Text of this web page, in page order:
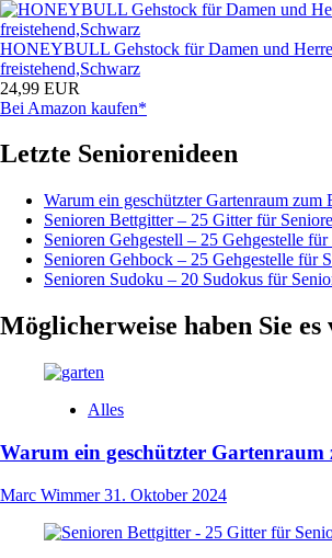
HONEYBULL Gehstock für Damen und
freistehend,Schwarz
24,99 EUR
Bei Amazon kaufen*
Letzte Seniorenideen
Warum ein geschützter Gartenraum zum
Senioren Bettgitter – 25 Gitter für
Senioren Gehgestell – 25 Gehgestelle für
Senioren Gehbock – 25 Gehgestelle für
Senioren Sudoku – 20 Sudokus für
Möglicherweise haben Sie es
Alles
Warum ein geschützter Gartenraum
Marc Wimmer31. Oktober 2024